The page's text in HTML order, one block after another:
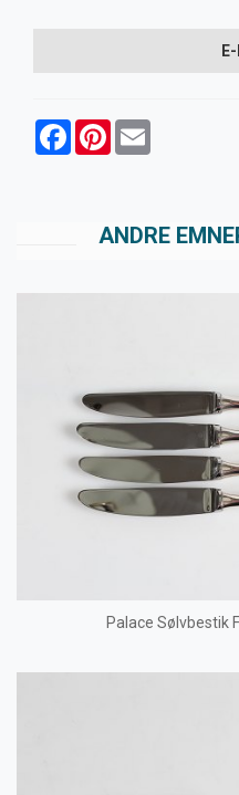
FacebookPinterest
ANDRE
Palace Sølvbestik